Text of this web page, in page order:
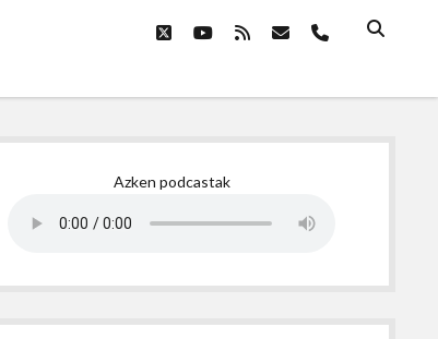
twitteryoutube
rss emailphone
Azken podcastak